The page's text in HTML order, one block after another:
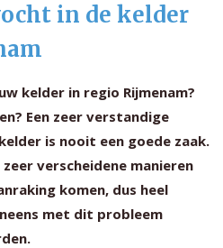
in de kelder
kelder in regio Rijmenam?
Een zeer verstandige
is nooit een goede zaak.
verscheidene manieren
komen, dus heel
met dit probleem